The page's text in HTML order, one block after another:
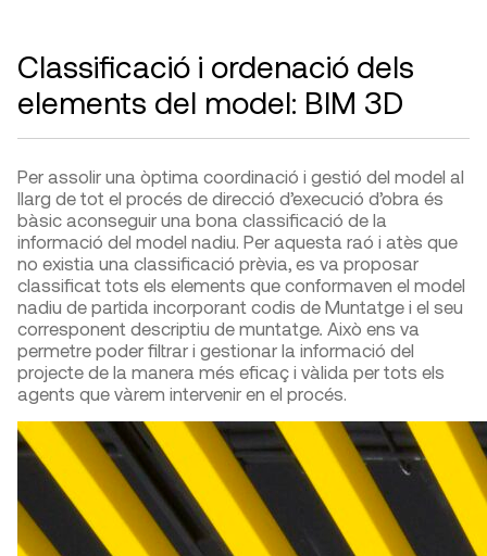
Classificació i ordenació dels
elements del model: BIM 3D
Per assolir una òptima coordinació i gestió del model al
llarg de tot el procés de direcció d’execució d’obra és
bàsic aconseguir una bona classificació de la
informació del model nadiu. Per aquesta raó i atès que
no existia una classificació prèvia, es va proposar
classificat tots els elements que conformaven el model
nadiu de partida incorporant codis de Muntatge i el seu
corresponent descriptiu de muntatge. Això ens va
permetre poder filtrar i gestionar la informació del
projecte de la manera més eficaç i vàlida per tots els
agents que vàrem intervenir en el procés.